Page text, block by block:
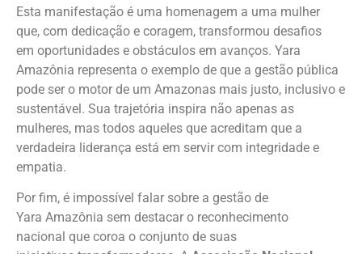
Esta manifestação é uma homenagem a uma mulher
que, com dedicação e coragem, transformou desafios
em oportunidades e obstáculos em avanços. Yara
Amazônia representa o exemplo de que a gestão pública
pode ser o motor de um Amazonas mais justo, inclusivo e
sustentável. Sua trajetória inspira não apenas as
mulheres, mas todos aqueles que acreditam que a
verdadeira liderança está em servir com integridade e
empatia.
Por fim, é impossível falar sobre a gestão de
Yara Amazônia sem destacar o reconhecimento
nacional que coroa o conjunto de suas